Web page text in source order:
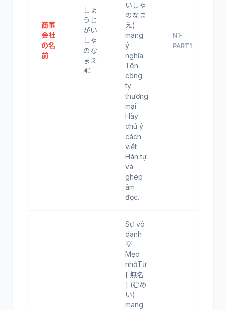
商事
会社
の名
前
しょ
うじ
がい
しゃ
のな
まえ
🔊
いしゃ
のなま
え)
mang
ý
nghĩa:
Tên
công
ty
thương
mại.
Hãy
chú ý
cách
viết
Hán tự
và
ghép
âm
đọc.
N1-
PART1
Sự vô
danh
💡
Mẹo
nhớTừ
[ 無名
] (むめ
い)
mang